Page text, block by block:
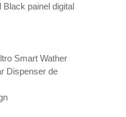
Black painel digital
Smart Wather
Dispenser de